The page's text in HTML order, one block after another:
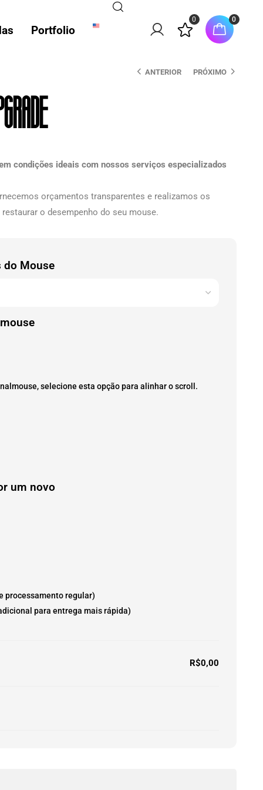
Portfolio
0 0
ANTERIOR PRÓXIMO
condições ideais com nossos serviços especializados
orçamentos transparentes e realizamos os
o desempenho do seu mouse.
do Mouse
selecione esta opção para alinhar o scroll.
um novo
processamento regular)
para entrega mais rápida)
R$0,00